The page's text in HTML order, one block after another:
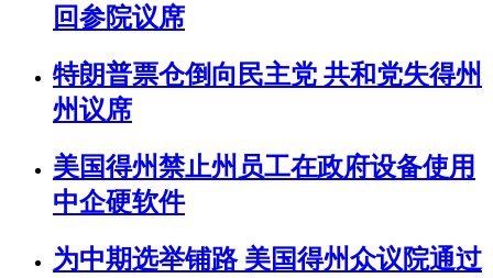
回参院议席
特朗普票仓倒向民主党 共和党失得州
州议席
美国得州禁止州员工在政府设备使用
中企硬软件
为中期选举铺路 美国得州众议院通过